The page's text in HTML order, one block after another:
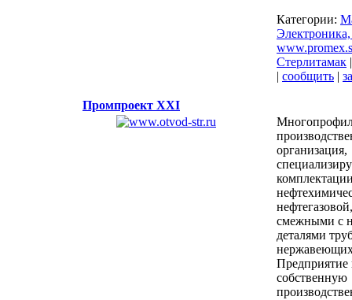
Категории:
Стерлитамак
| сообщить |
Промпроект XXI
организация,
смежными с
деталями
Предприятие
собственную